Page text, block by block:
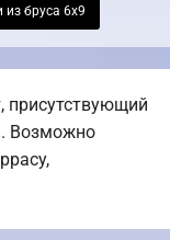
из бруса 6х9
присутствующий
Возможно